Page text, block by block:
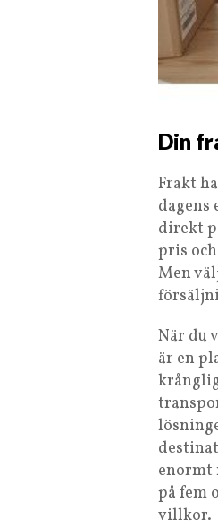
Din
Frakt
dagens
direkt
pris
Men
När du
är en
enormt
på fem
villkor.